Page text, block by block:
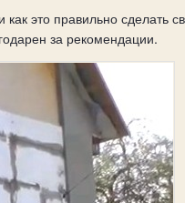
это правильно сделать
за рекомендации.